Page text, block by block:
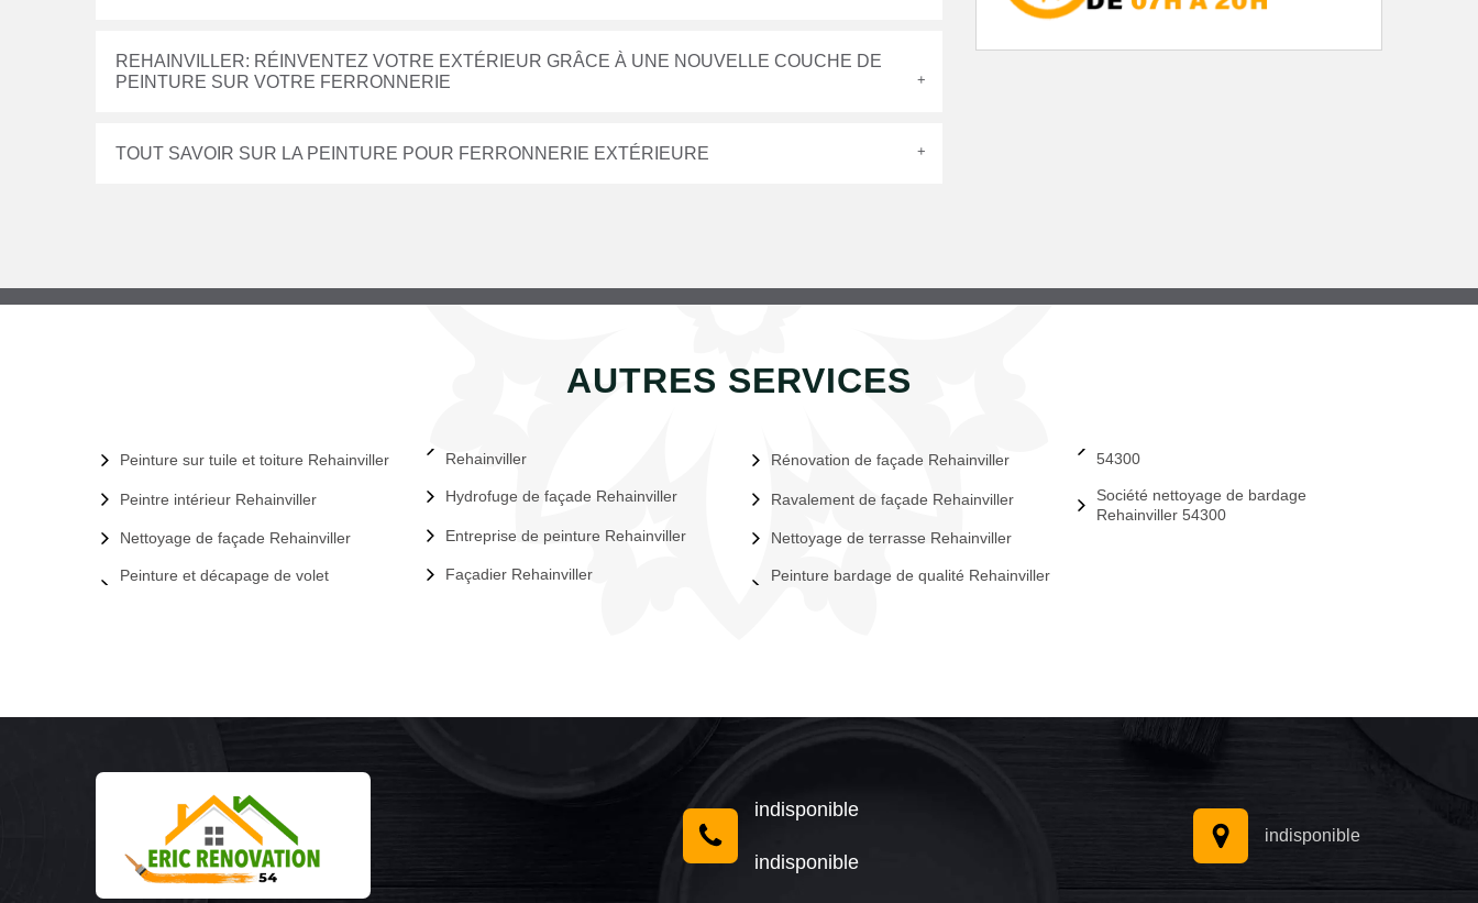
REHAINVILLER: RÉINVENTEZ VOTRE EXTÉRIEUR GRÂCE À UNE NOUVELLE COUCHE DE
PEINTURE SUR VOTRE FERRONNERIE
TOUT SAVOIR SUR LA PEINTURE POUR FERRONNERIE EXTÉRIEURE
AUTRES SERVICES
Peinture sur tuile et toiture Rehainviller
Peintre intérieur Rehainviller
Nettoyage de façade Rehainviller
Peinture et décapage de volet
Rehainviller
Hydrofuge de façade Rehainviller
Entreprise de peinture Rehainviller
Façadier Rehainviller
Rénovation de façade Rehainviller
Ravalement de façade Rehainviller
Nettoyage de terrasse Rehainviller
Peinture bardage de qualité Rehainviller
54300
Société nettoyage de bardage
Rehainviller 54300
indisponible
indisponible
indisponible